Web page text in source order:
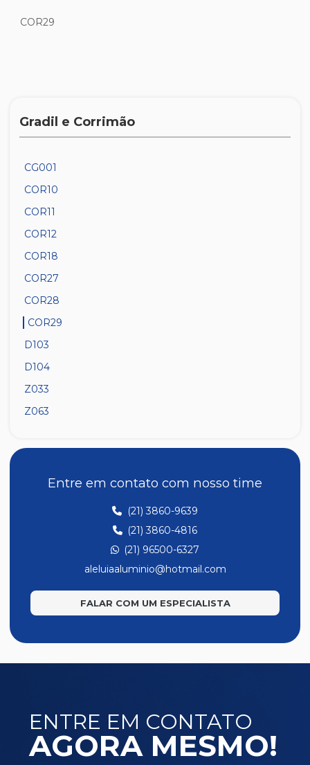
COR29
Gradil e Corrimão
CG001
COR10
COR11
COR12
COR18
COR27
COR28
COR29
D103
D104
Z033
Z063
Entre em contato com nosso time
(21) 3860-9639
(21) 3860-4816
(21) 96500-6327
aleluiaaluminio@hotmail.com
FALAR COM UM ESPECIALISTA
ENTRE EM CONTATO
AGORA MESMO!